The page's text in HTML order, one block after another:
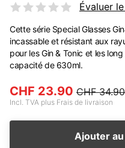
Évaluer
Cette série Special Glasses
incassable et résistant aux
pour les Gin & Tonic et les
capacité de 630ml.
CHF 23.90 CHF 34.90
Incl. TVA plus Frais de livraison
Ajouter